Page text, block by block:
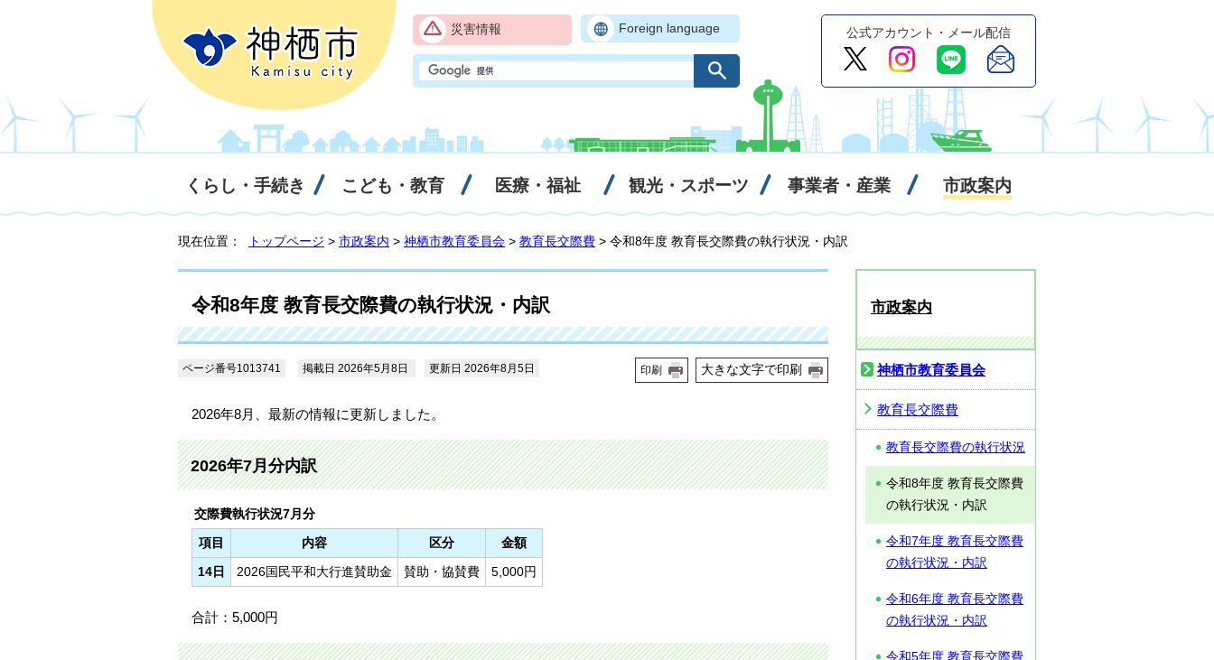
災害情報 Foreign language 公式アカウント・メール配信
くらし・手続き こども・教育 医療・福祉 観光・スポーツ 事業者・産業 市政案内
現在位置： トップページ > 市政案内 > 神栖市教育委員会 > 教育長交際費 > 令和8年度 教育長交際費の執行状況・内訳
令和8年度 教育長交際費の執行状況・内訳
ページ番号1013741 掲載日 2026年5月8日 更新日 2026年8月5日 印刷 大きな文字で印刷
2026年8月、最新の情報に更新しました。
2026年7月分内訳
交際費執行状況7月分
項目
内容 区分
金額
14日
2026国民平和大行進賛助金 賛助・協賛費 5,000円
合計：5,000円
市政案内
神栖市教育委員会
教育長交際費
教育長交際費の執行状況
令和8年度 教育長交際費
の執行状況・内訳
令和7年度 教育長交際費
の執行状況・内訳
令和6年度 教育長交際費
の執行状況・内訳
令和5年度 教育長交際費